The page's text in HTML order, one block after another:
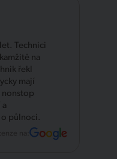
Technici
na
řekl
mají
nonstop
půlnoci.
na: